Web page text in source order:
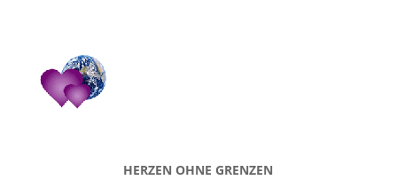
HERZEN OHNE GRENZEN